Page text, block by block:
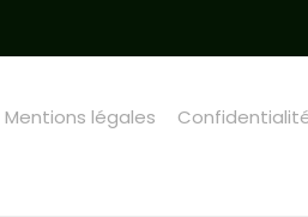
Mentions légales